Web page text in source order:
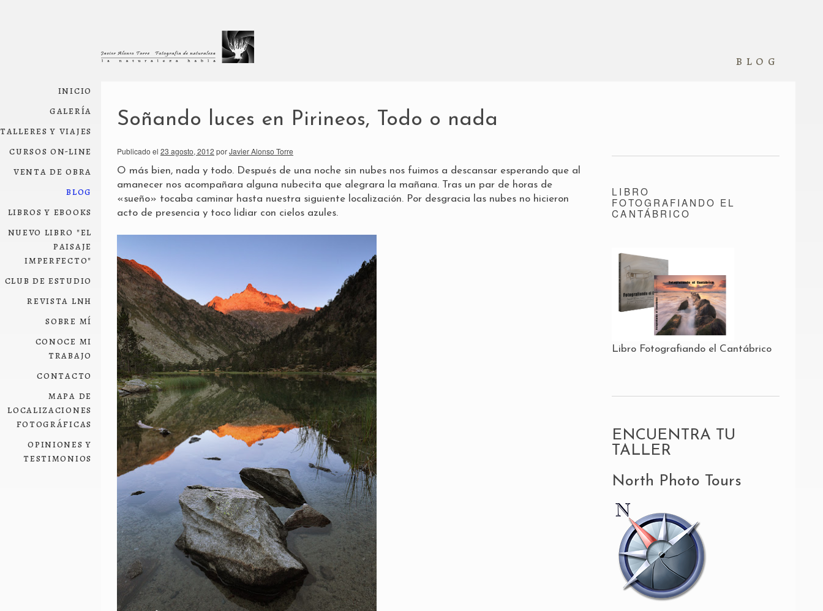
inicio
galería
talleres y viajes
cursos on-line
venta de obra
blog
libros y ebooks
nuevo libro "el
paisaje
imperfecto"
club de estudio
revista lnh
sobre mí
conoce mi
trabajo
contacto
mapa de
localizaciones
fotográficas
opiniones y
testimonios
blog
Soñando luces en Pirineos, Todo o nada
Publicado el 23 agosto, 2012 porJavier Alonso Torre
O más bien, nada y todo. Después de una noche sin nubes nos fuimos a descansar esperando que al
amanecer nos acompañara alguna nubecita que alegrara la mañana. Tras un par de horas de
«sueño» tocaba caminar hasta nuestra siguiente localización. Por desgracia las nubes no hicieron
acto de presencia y toco lidiar con cielos azules.
LIBRO
FOTOGRAFIANDO EL
CANTÁBRICO
Libro Fotografiando el Cantábrico
ENCUENTRA TU
TALLER
North Photo Tours